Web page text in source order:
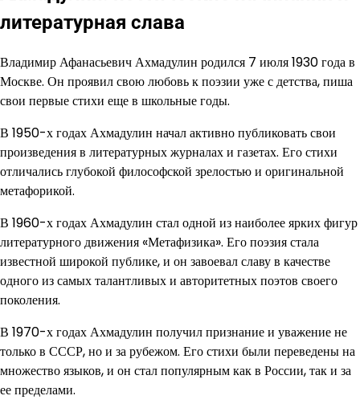
литературная слава
Владимир Афанасьевич Ахмадулин родился 7 июля 1930 года в
Москве. Он проявил свою любовь к поэзии уже с детства, пиша
свои первые стихи еще в школьные годы.
В 1950-х годах Ахмадулин начал активно публиковать свои
произведения в литературных журналах и газетах. Его стихи
отличались глубокой философской зрелостью и оригинальной
метафорикой.
В 1960-х годах Ахмадулин стал одной из наиболее ярких фигур
литературного движения «Метафизика». Его поэзия стала
известной широкой публике, и он завоевал славу в качестве
одного из самых талантливых и авторитетных поэтов своего
поколения.
В 1970-х годах Ахмадулин получил признание и уважение не
только в СССР, но и за рубежом. Его стихи были переведены на
множество языков, и он стал популярным как в России, так и за
ее пределами.